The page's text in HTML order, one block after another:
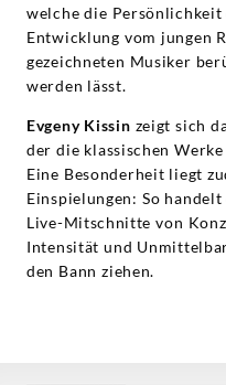
welche die Persönlichkeit
Entwicklung vom jungen
gezeichneten Musiker
werden lässt.
Evgeny Kissin zeigt sich
der die klassischen
Eine Besonderheit liegt
Einspielungen: So
Live-Mitschnitte von
Intensität und
den Bann ziehen.